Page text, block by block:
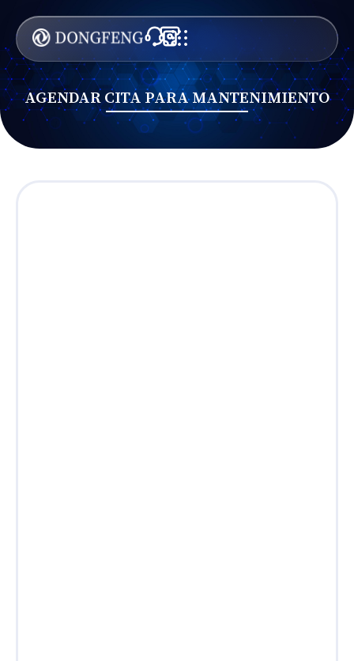
AGENDAR CITA PARA MANTENIMIENTO